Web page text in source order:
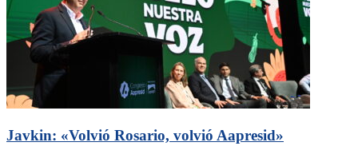
Javkin: «Volvió Rosario, volvió Aapresid»